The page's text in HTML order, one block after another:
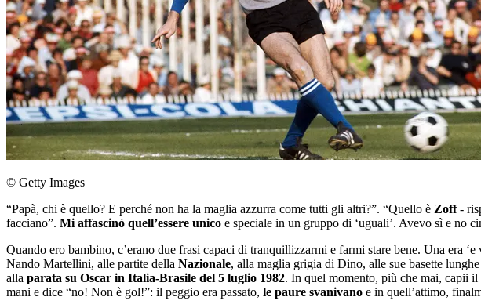
© Getty Images
“Papà, chi è quello? E perché non ha la maglia azzurra come tutti gli altri?”. “Quello è Zoff-
facciano”. Mi affascinò quell’essere unico e speciale in un gruppo di ‘uguali’. Avevo sì e no
Quando ero bambino, c’erano due frasi capaci di tranquillizzarmi e farmi stare bene. Una era
Nando Martellini, alle partite della Nazionale, alla maglia grigia di Dino, alle sue basette
alla parata su Oscar in Italia-Brasile del 5 luglio 1982. In quel momento, più che mai, capii
mani e dice “no! Non è gol!”: il peggio era passato, le paure svanivano e in quell’attimo,